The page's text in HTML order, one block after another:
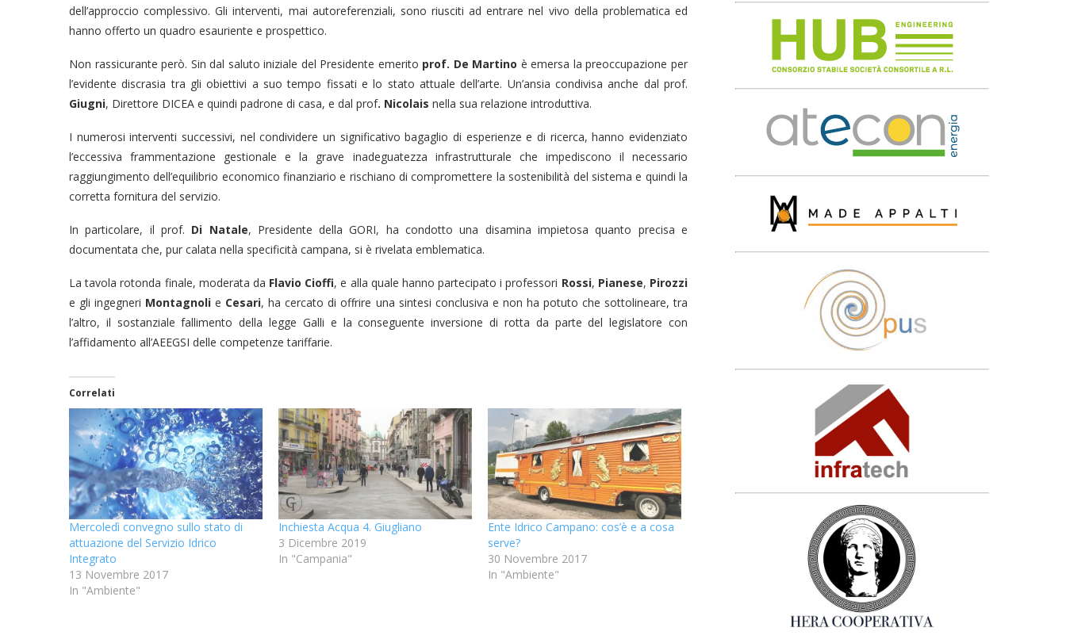
dell’approccio complessivo. Gli interventi, mai autoreferenziali, sono riusciti ad entrare nel vivo della problematica ed
hanno offerto un quadro esauriente e prospettico.
Non rassicurante però. Sin dal saluto iniziale del Presidente emerito prof. De Martino è emersa la preoccupazione per
l’evidente discrasia tra gli obiettivi a suo tempo fissati e lo stato attuale dell’arte. Un’ansia condivisa anche dal prof.
Giugni, Direttore DICEA e quindi padrone di casa, e dal prof. Nicolais nella sua relazione introduttiva.
I numerosi interventi successivi, nel condividere un significativo bagaglio di esperienze e di ricerca, hanno evidenziato
l’eccessiva frammentazione gestionale e la grave inadeguatezza infrastrutturale che impediscono il necessario
raggiungimento dell’equilibrio economico finanziario e rischiano di compromettere la sostenibilità del sistema e quindi la
corretta fornitura del servizio.
In particolare, il prof. Di Natale, Presidente della GORI, ha condotto una disamina impietosa quanto precisa e
documentata che, pur calata nella specificità campana, si è rivelata emblematica.
La tavola rotonda finale, moderata da Flavio Cioffi, e alla quale hanno partecipato i professori Rossi, Pianese, Pirozzi
e gli ingegneri Montagnoli e Cesari, ha cercato di offrire una sintesi conclusiva e non ha potuto che sottolineare, tra
l’altro, il sostanziale fallimento della legge Galli e la conseguente inversione di rotta da parte del legislatore con
l’affidamento all’AEEGSI delle competenze tariffarie.
Correlati
Mercoledì convegno sullo stato di
attuazione del Servizio Idrico
Integrato
13 Novembre 2017
In "Ambiente"
Inchiesta Acqua 4. Giugliano
3 Dicembre 2019
In "Campania"
Ente Idrico Campano: cos’è e a cosa
serve?
30 Novembre 2017
In "Ambiente"